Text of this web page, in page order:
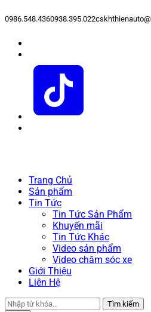
0986.548.4360938.395.022
Trang Chủ
Sản phẩm
Tin Tức
Tin Tức Sản Phẩm
Khuyến mãi
Tin Tức Khác
Video sản phẩm
Video chăm sóc xe
Giới Thiệu
Liên Hệ
Tìm kiếm